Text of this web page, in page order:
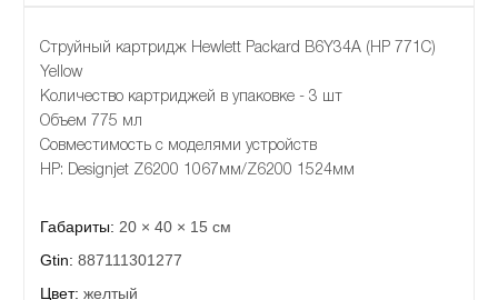
Струйный картридж Hewlett Packard B6Y34A (HP 771C)
Yellow
Количество картриджей в упаковке - 3 шт
Объем 775 мл
Совместимость с моделями устройств
HP: Designjet Z6200 1067мм/Z6200 1524мм
Габариты: 20 × 40 × 15 см
Gtin: 887111301277
Цвет: желтый